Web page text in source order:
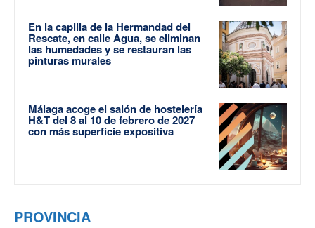
En la capilla de la Hermandad del
Rescate, en calle Agua, se eliminan
las humedades y se restauran las
pinturas murales
Málaga acoge el salón de hostelería
H&T del 8 al 10 de febrero de 2027
con más superficie expositiva
PROVINCIA